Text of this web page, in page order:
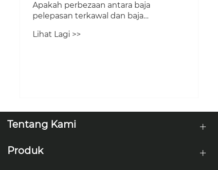
Apakah perbezaan antara baja
pelepasan terkawal dan baja
Lihat Lagi >>
Tentang Kami
Produk